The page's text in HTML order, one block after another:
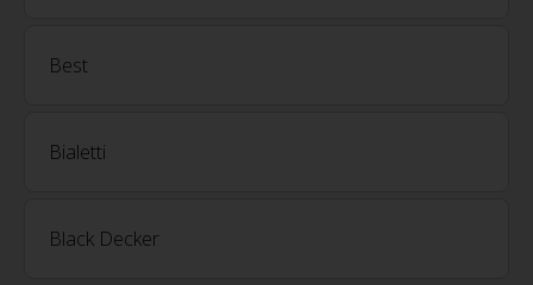
Best
Bialetti
Black Decker